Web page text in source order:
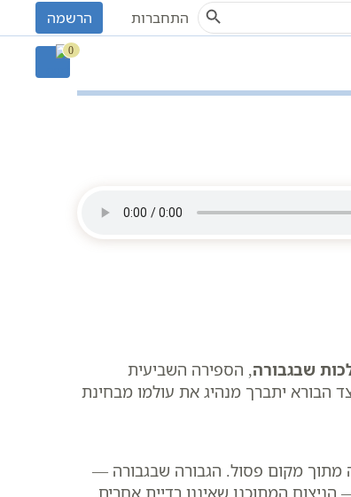
התחברות הרשמה
0
שקד אליהו פנחס
שבגבורה, הספירה השביעית
הבורא יתברך מנהיג את עולמו מבחינת
מתוך מקום פסול. הגבורה שבגבורה —
המתוכנן שאיננו רדיית אחרים.